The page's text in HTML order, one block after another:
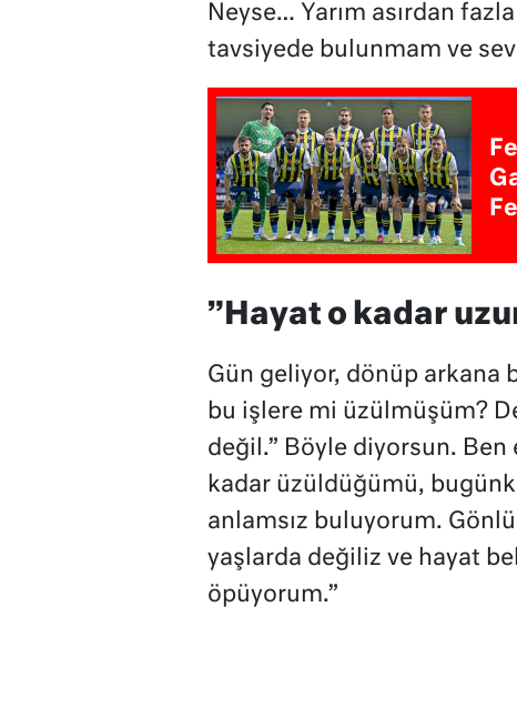
Neyse… Yarım asırdan
tavsiyede bulunmam ve
”Hayat o kadar
Gün geliyor, dönüp arkana
bu işlere mi üzülmüşüm?
değil.” Böyle diyorsun.
kadar üzüldüğümü,
anlamsız buluyorum.
yaşlarda değiliz ve hayat
öpüyorum.”